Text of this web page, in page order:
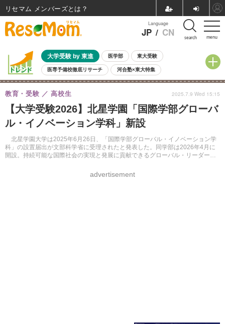
menu
Language
JP / CN search
大学受験 by 東進 医学部 東大受験
医専予備校徹底リサーチ 河合塾×東大特集
親子で考える大学選び 高校受験 中学受験 小学校受験
共通テスト 夏休み
8月開催イベント・WS 全国公立高校 過去問 人気記事
自由研究教材（小学生向け） 自由研究教材（中学生向け）
【大学受験2026】北星学園「国際学部グローバ
ル・イノベーション学科」新設
北星学園大学は2025年6月26日、「国際学部グローバル・イノベーション学
科」の設置届出が文部科学省に受理されたと発表した。同学部は2026年4月に
開設。持続可能な国際社会の実現と発展に貢献できるグローバル・リーダーの
教育・受験 高校生
advertisement
2025.7.9 Wed 15:15
リセマム メンバーズ